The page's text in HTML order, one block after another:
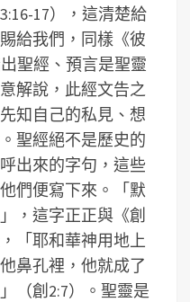
17），這清楚給
給我們，同樣《彼
聖經、預言是聖靈
解說，此經文告之
知自己的私見、想
聖經絕不是歷史的
出來的字句，這些
們便寫下來。「默
，這字正正與《創
「耶和華神用地上
鼻孔裡，他就成了
（創2:7）。聖靈是